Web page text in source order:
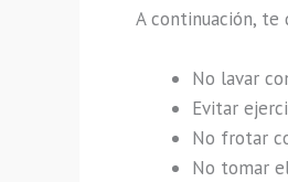
A continuación, te
No lavar
Evitar
No frotar
No tomar